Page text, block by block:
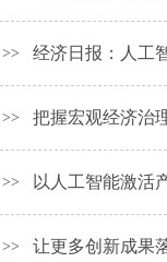
>> 经济日报：人工
>> 把握宏观经济治
>> 以人工智能激活
>> 让更多创新成果